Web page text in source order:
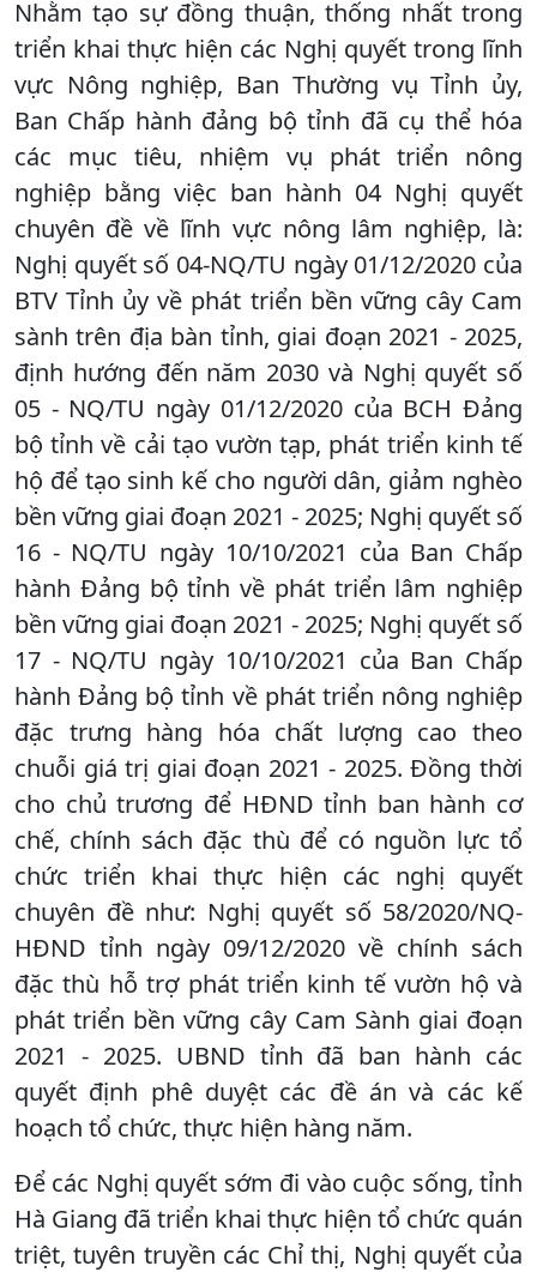
Nhằm tạo sự đồng thuận, thống nhất trong
triển khai thực hiện các Nghị quyết trong lĩnh
vực Nông nghiệp, Ban Thường vụ Tỉnh ủy,
Ban Chấp hành đảng bộ tỉnh đã cụ thể hóa
các mục tiêu, nhiệm vụ phát triển nông
nghiệp bằng việc ban hành 04 Nghị quyết
chuyên đề về lĩnh vực nông lâm nghiệp, là:
Nghị quyết số 04-NQ/TU ngày 01/12/2020 của
BTV Tỉnh ủy về phát triển bền vững cây Cam
sành trên địa bàn tỉnh, giai đoạn 2021 - 2025,
định hướng đến năm 2030 và Nghị quyết số
05 - NQ/TU ngày 01/12/2020 của BCH Đảng
bộ tỉnh về cải tạo vườn tạp, phát triển kinh tế
hộ để tạo sinh kế cho người dân, giảm nghèo
bền vững giai đoạn 2021 - 2025; Nghị quyết số
16 - NQ/TU ngày 10/10/2021 của Ban Chấp
hành Đảng bộ tỉnh về phát triển lâm nghiệp
bền vững giai đoạn 2021 - 2025; Nghị quyết số
17 - NQ/TU ngày 10/10/2021 của Ban Chấp
hành Đảng bộ tỉnh về phát triển nông nghiệp
đặc trưng hàng hóa chất lượng cao theo
chuỗi giá trị giai đoạn 2021 - 2025. Đồng thời
cho chủ trương để HĐND tỉnh ban hành cơ
chế, chính sách đặc thù để có nguồn lực tổ
chức triển khai thực hiện các nghị quyết
chuyên đề như: Nghị quyết số 58/2020/NQ-
HĐND tỉnh ngày 09/12/2020 về chính sách
đặc thù hỗ trợ phát triển kinh tế vườn hộ và
phát triển bền vững cây Cam Sành giai đoạn
2021 - 2025. UBND tỉnh đã ban hành các
quyết định phê duyệt các đề án và các kế
hoạch tổ chức, thực hiện hàng năm.
Để các Nghị quyết sớm đi vào cuộc sống, tỉnh
Hà Giang đã triển khai thực hiện tổ chức quán
triệt, tuyên truyền các Chỉ thị, Nghị quyết của